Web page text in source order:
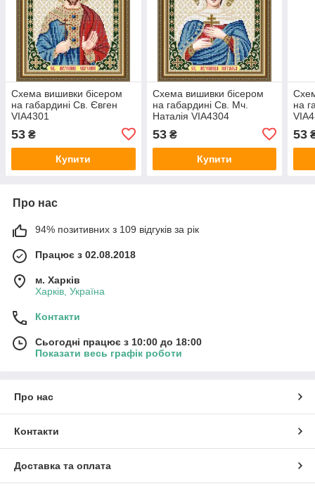
Схема вишивки бісером
на габардині Св. Євген
VIA4301
53 ₴
Купити
Схема вишивки бісером
на габардині Св. Мч.
Наталія VIA4304
53₴
Купити
на
53
Про нас
94% позитивних з 109 відгуків за рік
Працює з 02.08.2018
м. Харків
Харків, Україна
Контакти
Сьогодні працює з 10:00 до 18:00
Показати весь графік роботи
Про нас
Контакти
Доставка та оплата